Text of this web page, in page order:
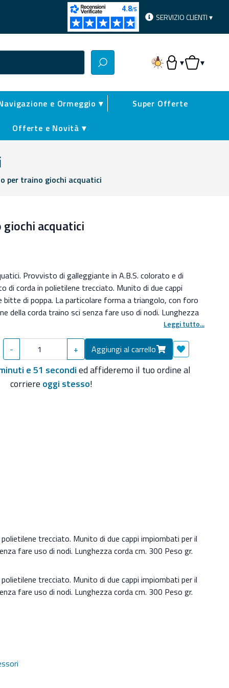
SERVIZIO CLIENTI ▾
▾
Accesso Utente
▾
Carrello
e Ormeggio ▾
Super Offerte
Offerte e Novità ▾
per traino giochi acquatici
acquatici
Provvisto di galleggiante in A.B.S. colorato e di
di corda in polietilene trecciato. Munito di due cappi
bitte di poppa. La particolare forma a triangolo, con foro
della corda traino sci senza fare uso di nodi. Lunghezza
Provvisto di galleggiante in A.B.S. colorato e di
di corda in polietilene trecciato. Munito di due cappi
di poppa. La particolare forma a triangolo, con foro
della corda traino sci senza fare uso di nodi. Lunghezza
Leggi tutto...
- + Aggiungi al carrello Aggiungi ai
e 50 secondied affideremo il tuo ordine al
corriere oggi stesso!
trecciato. Munito di due cappi impiombati per il
fare uso di nodi. Lunghezza corda cm. 300 Peso gr.
trecciato. Munito di due cappi impiombati per il
fare uso di nodi. Lunghezza corda cm. 300 Peso gr.